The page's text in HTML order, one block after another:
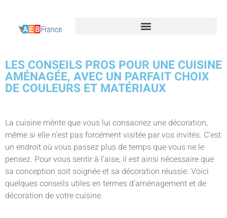
LES CONSEILS PROS POUR UNE CUISINE
AMÉNAGÉE, AVEC UN PARFAIT CHOIX
DE COULEURS ET MATÉRIAUX
La cuisine mérite que vous lui consacriez une décoration,
même si elle n’est pas forcément visitée par vos invités. C’est
un endroit où vous passez plus de temps que vous ne le
pensez. Pour vous sentir à l’aise, il est ainsi nécessaire que
sa conception soit soignée et sa décoration réussie. Voici
quelques conseils utiles en termes d’aménagement et de
décoration de votre cuisine.